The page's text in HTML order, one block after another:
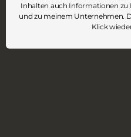
Inhalten auch Informationen
und zu meinem Unternehmen.
Klick